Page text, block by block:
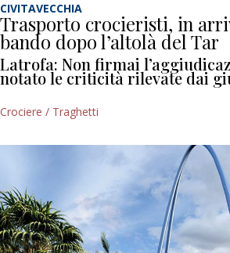
CIVITAVECCHIA
Trasporto crocieristi, in
bando dopo l’altolà del Tar
Latrofa: Non firmai
notato le criticità rilevate dai
Crociere / Traghetti